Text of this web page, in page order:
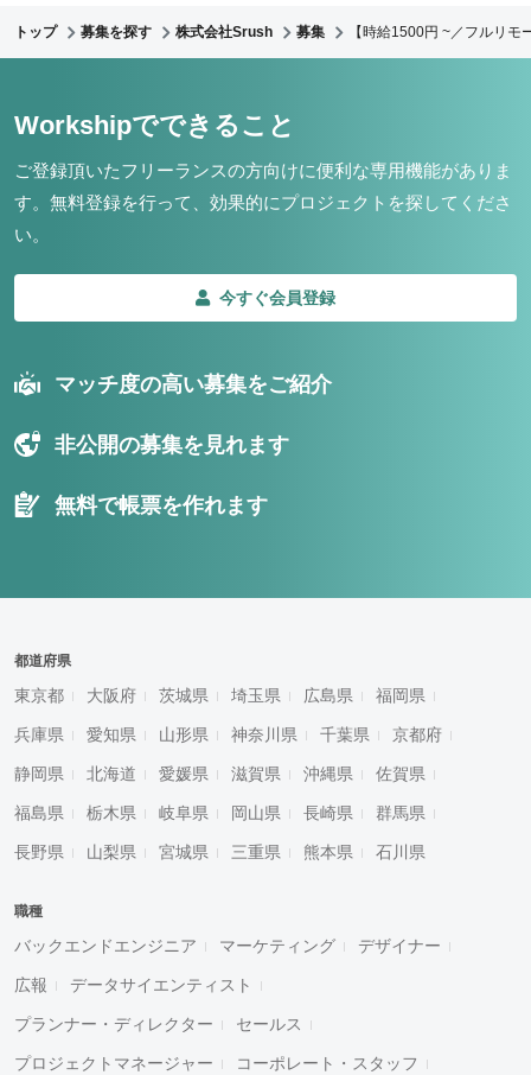
トップ 募集を探す 株式会社Srush 募集 【時給1500円 ~／フルリ
Workshipでできること
ご登録頂いたフリーランスの方向けに便利な専用機能がありま
す。 無料登録を行って、効果的にプロジェクトを探してくださ
い。
今すぐ会員登録
マッチ度の高い募集をご紹介
非公開の募集を見れます
無料で帳票を作れます
都道府県
東京都 大阪府 茨城県 埼玉県 広島県 福岡県
兵庫県 愛知県 山形県 神奈川県 千葉県 京都府
静岡県 北海道 愛媛県 滋賀県 沖縄県 佐賀県
福島県 栃木県 岐阜県 岡山県 長崎県 群馬県
長野県 山梨県 宮城県 三重県 熊本県 石川県
職種
バックエンドエンジニア マーケティング デザイナー
広報 データサイエンティスト
プランナー・ディレクター セールス
プロジェクトマネージャー コーポレート・スタッフ